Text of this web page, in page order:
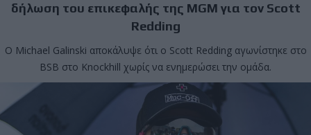
δήλωση του επικεφαλής της MGM για τον Scott
Redding
Ο Michael Galinski αποκάλυψε ότι ο Scott Redding αγωνίστηκε στο
BSB στο Knockhill χωρίς να ενημερώσει την ομάδα.